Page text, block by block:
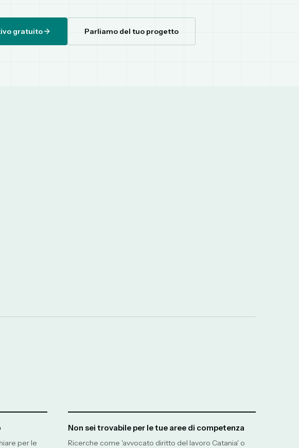
gratuito Parliamo del tuo progetto
per le
Non sei trovabile per le tue aree di competenza
Ricerche come 'avvocato diritto del lavoro Catania' o